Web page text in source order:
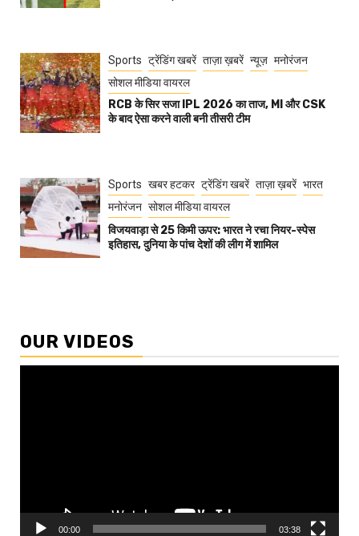
Sports ट्रेंडिंग खबरें ताज़ा ख़बरें न्यूज़ मनोरंजन
सोशल मीडिया वायरल
RCB के सिर सजा IPL 2026 का ताज, MI और CSK
के बाद ऐसा करने वाली बनी तीसरी टीम
Sports खबर हटकर ट्रेंडिंग खबरें ताज़ा ख़बरें भारत
मनोरंजन सोशल मीडिया वायरल
विजयवाड़ा से 25 किमी ऊपर: भारत ने रचा नियर-स्पेस
इतिहास, दुनिया के पांच देशों की लीग में शामिल
OUR VIDEOS
00:00 03:38